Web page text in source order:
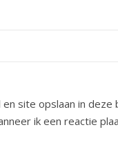
en site opslaan in
ik een reactie